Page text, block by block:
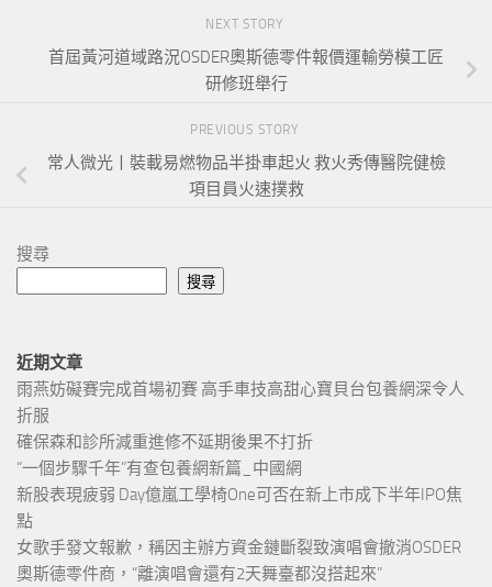
NEXT STORY
首屆黃河道域路況OSDER奧斯德零件報價運輸勞模工匠
研修班舉行
PREVIOUS STORY
常人微光丨裝載易燃物品半掛車起火 救火秀傳醫院健檢
項目員火速撲救
搜尋
搜尋
近期文章
雨燕妨礙賽完成首場初賽 高手車技高甜心寶貝台包養網深令人
折服
確保森和診所減重進修不延期後果不打折
“一個步驟千年”有查包養網新篇_中國網
新股表現疲弱 Day億嵐工學椅One可否在新上市成下半年IPO焦
點
女歌手發文報歉，稱因主辦方資金鏈斷裂致演唱會撤消OSDER
奧斯德零件商，“離演唱會還有2天舞臺都沒搭起來”